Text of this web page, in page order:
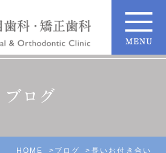
ブログ
HOME ブログ 長いお付き合い